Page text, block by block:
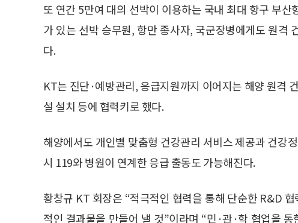
또 연간 5만여 대의 선박이 이용하는 국내 최대 항구 부
가 있는 선박 승무원, 항만 종사자, 국군장병에게도 원격
다.
KT는 진단·예방관리, 응급지원까지 이어지는 해양 원격
설 설치 등에 협력키로 했다.
해양에서도 개인별 맞춤형 건강관리 서비스 제공과 건강
시 119와 병원이 연계한 응급 출동도 가능해진다.
황창규 KT 회장은 “적극적인 협력을 통해 단순한 R&D
적인 결과물을 만들어 낼 것”이라며 “민·관·학 협업을